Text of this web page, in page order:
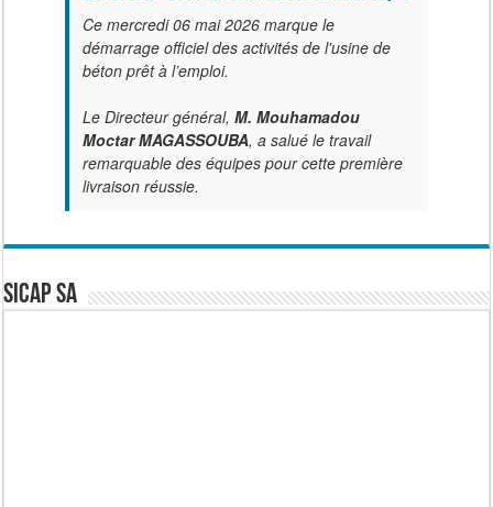
Ce mercredi 06 mai 2026 marque le
démarrage officiel des activités de l'usine de
béton prêt à l’emploi.
Le Directeur général, M. Mouhamadou
Moctar MAGASSOUBA, a salué le travail
remarquable des équipes pour cette première
livraison réussie.
SICAP SA